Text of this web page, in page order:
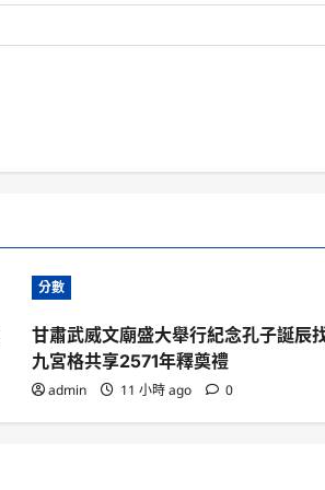
分數
甘肅武威文廟盛大舉行紀念孔子誕辰
九宮格共享2571年釋奠禮
admin 11 小時 ago 0